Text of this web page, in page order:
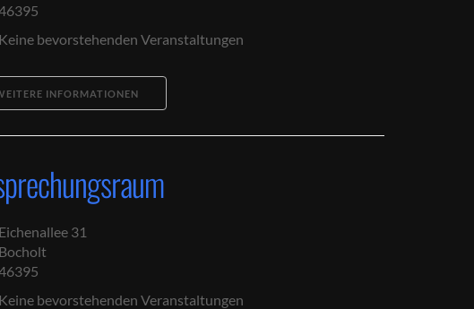
bevorstehenden Veranstaltungen
INFORMATIONEN
31
bevorstehenden Veranstaltungen